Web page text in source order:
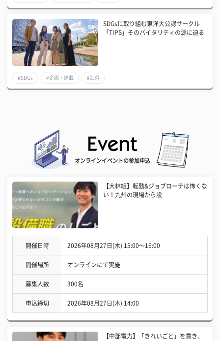
SDGsに取り組む東洋大公認サークル
「TIPS」そのバイタリティの源に迫る
#SDGs #企画・連載 #海外
オンラインイベントの参加申込
【大林組】転勤&ジョブローテは怖くな
い！九州の現場から設
開催日時 2026年08月27日(木) 15:00〜16:00
開催場所 オンラインにて実施
募集人数 300名
申込締切 2026年08月27日(木) 14:00
【中部電力】「きれいごと」を貫き、